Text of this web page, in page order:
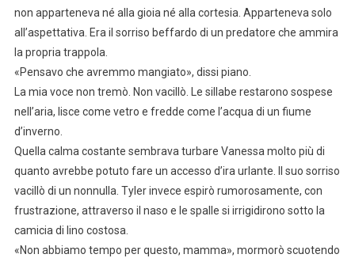
non apparteneva né alla gioia né alla cortesia. Apparteneva solo
all’aspettativa. Era il sorriso beffardo di un predatore che ammira
la propria trappola.
«Pensavo che avremmo mangiato», dissi piano.
La mia voce non tremò. Non vacillò. Le sillabe restarono sospese
nell’aria, lisce come vetro e fredde come l’acqua di un fiume
d’inverno.
Quella calma costante sembrava turbare Vanessa molto più di
quanto avrebbe potuto fare un accesso d’ira urlante. Il suo sorriso
vacillò di un nonnulla. Tyler invece espirò rumorosamente, con
frustrazione, attraverso il naso e le spalle si irrigidirono sotto la
camicia di lino costosa.
«Non abbiamo tempo per questo, mamma», mormorò scuotendo